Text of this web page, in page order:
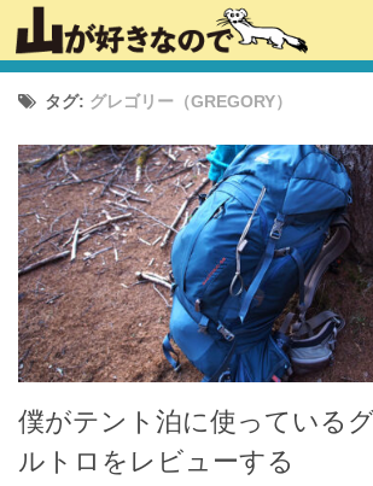
タグ: グレゴリー（GREGORY）
僕がテント泊に使っている
ルトロをレビューする